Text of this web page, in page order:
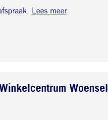
Lees meer
Woensel